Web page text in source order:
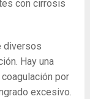
con cirrosis
diversos
Hay una
por
excesivo.